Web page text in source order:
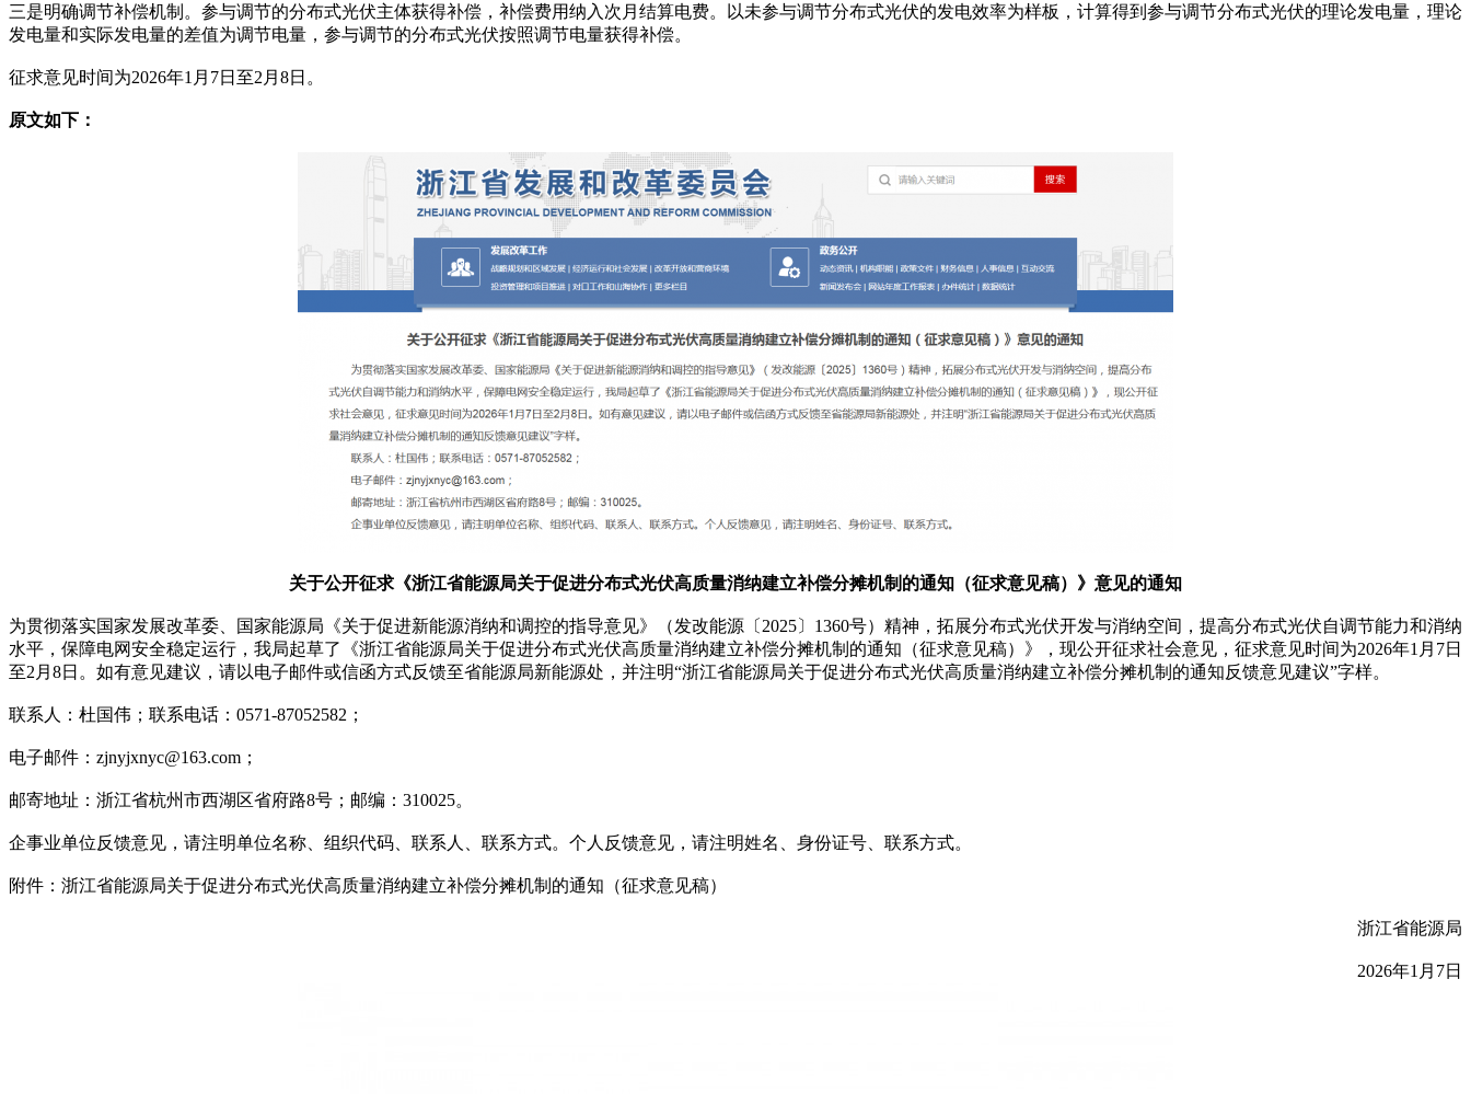
三是明确调节补偿机制。参与调节的分布式光伏主体获得补偿，补偿费用纳入次月结算电费。以未参与调节分布式光伏的发电效率为样板，计算得到参与调节分布式光伏的理论发电量，理论
发电量和实际发电量的差值为调节电量，参与调节的分布式光伏按照调节电量获得补偿。
征求意见时间为2026年1月7日至2月8日。
原文如下：
关于公开征求《浙江省能源局关于促进分布式光伏高质量消纳建立补偿分摊机制的通知（征求意见稿）》意见的通知
为贯彻落实国家发展改革委、国家能源局《关于促进新能源消纳和调控的指导意见》（发改能源〔2025〕1360号）精神，拓展分布式光伏开发与消纳空间，提高分布式光伏自调节能力和消纳
水平，保障电网安全稳定运行，我局起草了《浙江省能源局关于促进分布式光伏高质量消纳建立补偿分摊机制的通知（征求意见稿）》，现公开征求社会意见，征求意见时间为2026年1月7日
至2月8日。如有意见建议，请以电子邮件或信函方式反馈至省能源局新能源处，并注明“浙江省能源局关于促进分布式光伏高质量消纳建立补偿分摊机制的通知反馈意见建议”字样。
联系人：杜国伟；联系电话：0571-87052582；
电子邮件：zjnyjxnyc@163.com；
邮寄地址：浙江省杭州市西湖区省府路8号；邮编：310025。
企事业单位反馈意见，请注明单位名称、组织代码、联系人、联系方式。个人反馈意见，请注明姓名、身份证号、联系方式。
附件：浙江省能源局关于促进分布式光伏高质量消纳建立补偿分摊机制的通知（征求意见稿）
浙江省能源局
2026年1月7日